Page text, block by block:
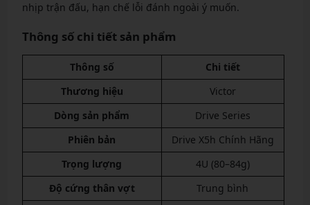
nhịp trận đấu, hạn chế lỗi đánh ngoài ý muốn.
Thông số chi tiết sản phẩm
Thông số
Chi tiết
Thương hiệu
Victor
Dòng sản phẩm
Drive Series
Phiên bản
Drive X5h Chính Hãng
Trọng lượng
4U (80–84g)
Độ cứng thân vợt
Trung bình